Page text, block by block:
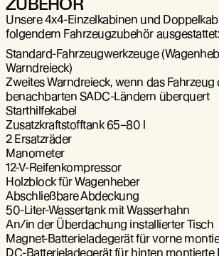
Unsere 4x4-Einzelkabinen und
folgendem Fahrzeugzubehör ausgestattet:
Standard-Fahrzeugwerkzeuge
Warndreieck)
Zweites Warndreieck, wenn das Fahrzeug
benachbarten SADC-Ländern überquert
Starthilfekabel
Zusatzkraftstofftank 65–80 l
2 Ersatzräder
Manometer
12-V-Reifenkompressor
Holzblock für Wagenheber
Abschließbare Abdeckung
50-Liter-Wassertank mit Wasserhahn
An/in der Überdachung installierter Tisch
Magnet-Batterieladegerät für vorne
DC-Batterieladegerät für hinten montierte